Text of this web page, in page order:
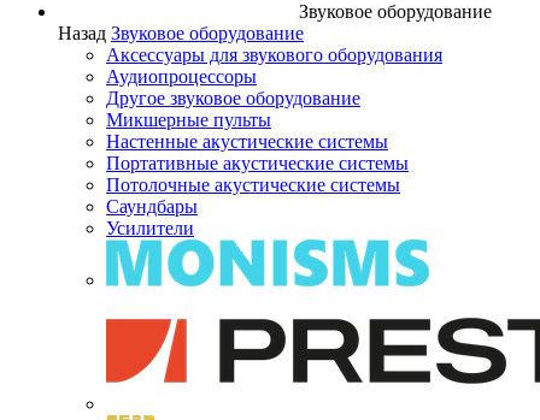
Звуковое оборудование
Назад Звуковое оборудование
Аксессуары для звукового оборудования
Аудиопроцессоры
Другое звуковое оборудование
Микшерные пульты
Настенные акустические системы
Портативные акустические системы
Потолочные акустические системы
Саундбары
Усилители